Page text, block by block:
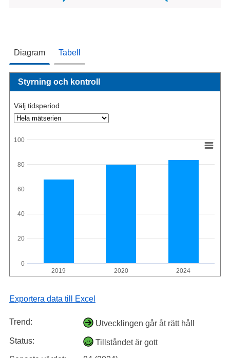
Diagram Tabell
Styrning och kontroll
Välj tidsperiod
2019 2020 2024
0
20
40
60
80
100
Exportera data till Excel
Trend:
Utvecklingen går åt rätt håll
Status:
Tillståndet är gott